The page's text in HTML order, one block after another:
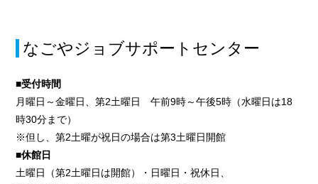
なごやジョブサポートセンター
■受付時間
月曜日～金曜日、第2土曜日 午前9時～午後5時（水曜日は18
時30分まで）
※但し、第2土曜が祝日の場合は第3土曜日開館
■休館日
土曜日（第2土曜日は開館）・日曜日・祝休日、